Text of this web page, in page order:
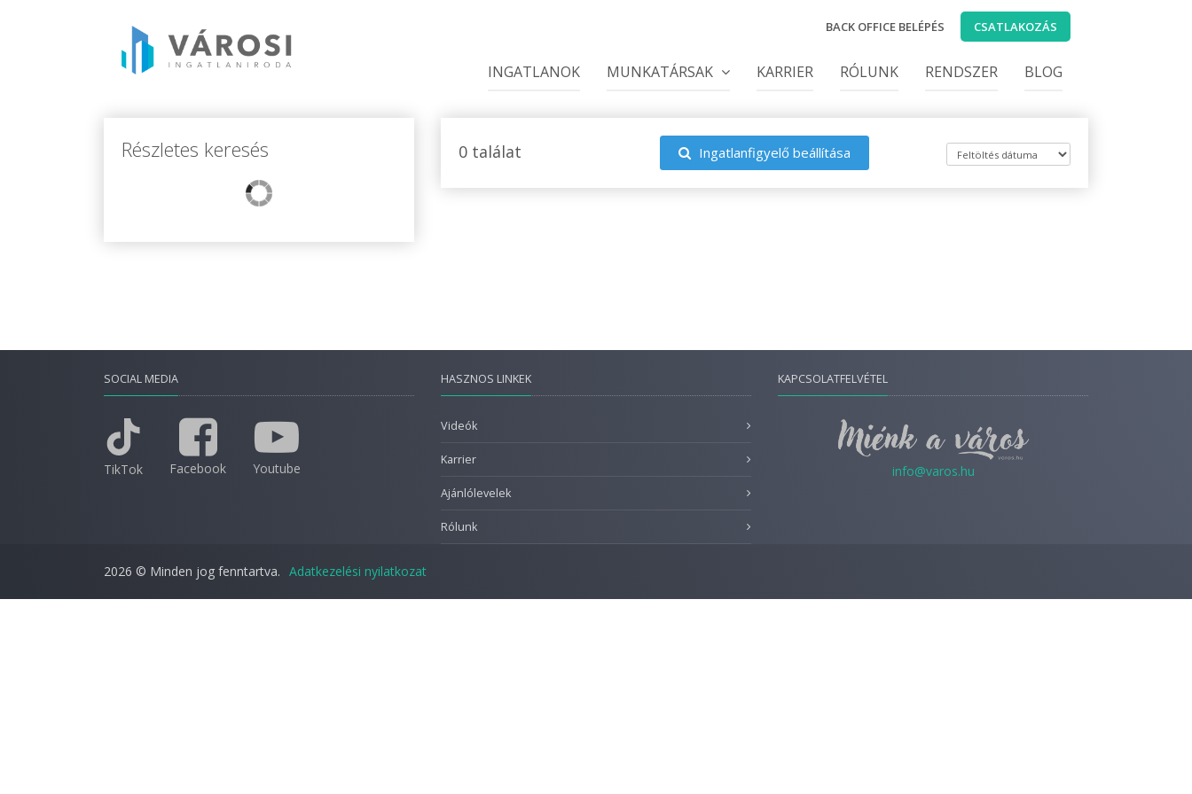
BACK OFFICE BELÉPÉS CSATLAKOZÁS
INGATLANOK MUNKATÁRSAK KARRIER RÓLUNK RENDSZER BLOG
Részletes keresés 0 találat Ingatlanfigyelő beállítása
SOCIAL MEDIA
TikTok Facebook Youtube
HASZNOS LINKEK
Videók
Karrier
Ajánlólevelek
Rólunk
KAPCSOLATFELVÉTEL
info@varos.hu
2026 © Minden jog fenntartva. Adatkezelési nyilatkozat